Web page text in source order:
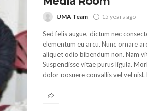
UMA Team 15 years ago
Sed felis augue, dictum nec
elementum eu arcu. Nunc ornare
aliquet odio bibendum non. Nam
Suspendisse vitae purus ligula.
dolor posuere convallis vel vel nisl.
lacinia eros. Fusce ac ipsum